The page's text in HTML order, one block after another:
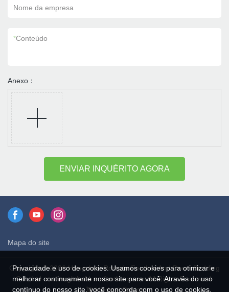
Nome da empresa
*Conteúdo
Anexo：
ENVIAR INQUÉRITO AGORA
Mapa do site
Copyright © 2026 Hangzhou Rongda Feather And Down Bedding
Co., Ltd. - www.globaldownfeathers.com All Rights Reserved.
Design
Privacidade e uso de cookies. Usamos cookies para otimizar e
melhorar continuamente nosso site para você. Através do uso
contínuo do nosso site, você concorda com o uso de cookies.